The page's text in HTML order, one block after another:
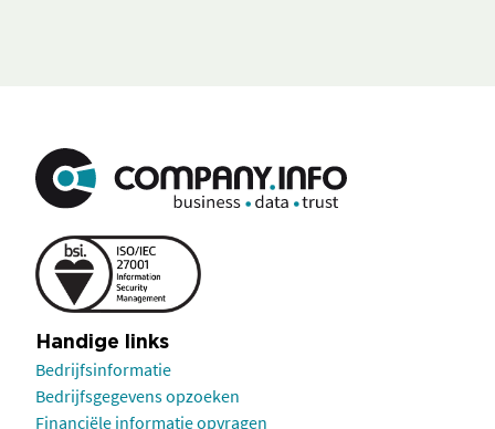
Handige links
Bedrijfsinformatie
Bedrijfsgegevens opzoeken
Financiële informatie opvragen